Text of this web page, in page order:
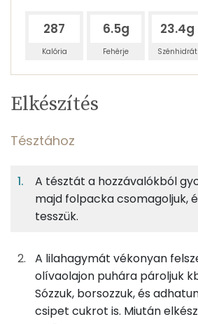
287
Kalória
6.5g
Fehérje
23.4g
Szénhidrát
Egy
adagban
6%
Tésztához
20gvaj
0gsó
TÁPANYAGTARTALOM
6%
Fehérje
24%
Nátrium
Foszfor
Elkészítés
Tésztához
A tésztát a hozzávalókból
majd folpacka csomagoljuk,
tesszük.
A lilahagymát vékonyan
olívaolajon puhára pároljuk
Sózzuk, borsozzuk, és
csipet cukrot is. Miután